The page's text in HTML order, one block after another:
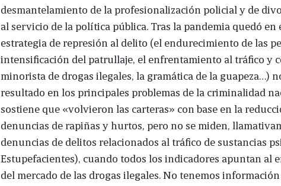
desmantelamiento de la profesionalización policial y de
al servicio de la política pública. Tras la pandemia quedó en
estrategia de represión al delito (el endurecimiento de las
intensificación del patrullaje, el enfrentamiento al tráfico y
minorista de drogas ilegales, la gramática de la guapeza…)
resultado en los principales problemas de la criminalidad
sostiene que «volvieron las carteras» con base en la
denuncias de rapiñas y hurtos, pero no se miden,
denuncias de delitos relacionados al tráfico de sustancias
Estupefacientes), cuando todos los indicadores apuntan al
del mercado de las drogas ilegales. No tenemos